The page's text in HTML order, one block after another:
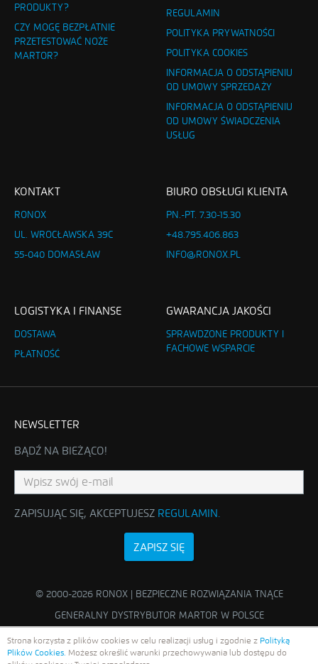
PRODUKTY?
CZY MOGĘ BEZPŁATNIE
PRZETESTOWAĆ NOŻE
MARTOR?
REGULAMIN
POLITYKA PRYWATNOŚCI
POLITYKA COOKIES
INFORMACJA O ODSTĄPIENIU
OD UMOWY SPRZEDAŻY
INFORMACJA O ODSTĄPIENIU
OD UMOWY ŚWIADCZENIA
USŁUG
KONTAKT
RONOX
UL. WROCŁAWSKA 39C
55-040 DOMASŁAW
BIURO OBSŁUGI KLIENTA
PN.-PT. 7.30-15.30
+48.795.406.863
INFO@RONOX.PL
LOGISTYKA I FINANSE
DOSTAWA
PŁATNOŚĆ
GWARANCJA JAKOŚCI
SPRAWDZONE PRODUKTY I
FACHOWE WSPARCIE
NEWSLETTER
BĄDŹ NA BIEŻĄCO!
ZAPISUJĄC SIĘ, AKCEPTUJESZ REGULAMIN
ZAPISZ SIĘ
© 2000-2026 RONOX | BEZPIECZNE ROZWIĄZANIA TNĄCE
GENERALNY DYSTRYBUTOR MARTOR W POLSCE
Strona korzysta z plików cookies w celu realizacji usług i zgodnie z Polityką
Plików Cookies. Możesz określić warunki przechowywania lub dostępu do